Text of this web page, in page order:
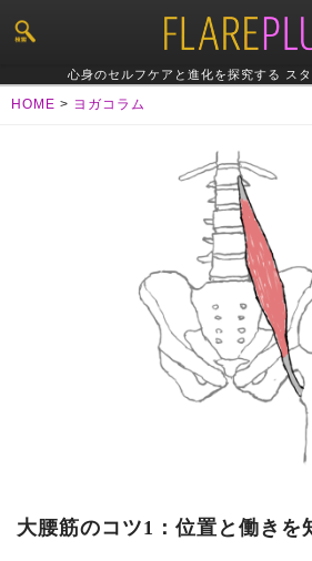
心身のセルフケアと進化を探究する ス
HOME > ヨガコラム
大腰筋のコツ1：位置と働きを